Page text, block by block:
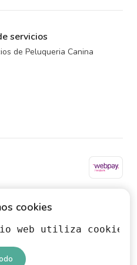
servicios
de Peluqueria Canina
cookies
web utiliza cookies